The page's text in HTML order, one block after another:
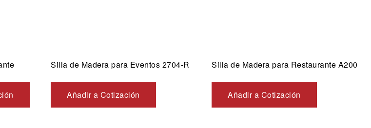
Silla de Madera para Eventos 2704-R
Añadir a Cotización
Silla de Madera para Restaurante A200
Añadir a Cotización